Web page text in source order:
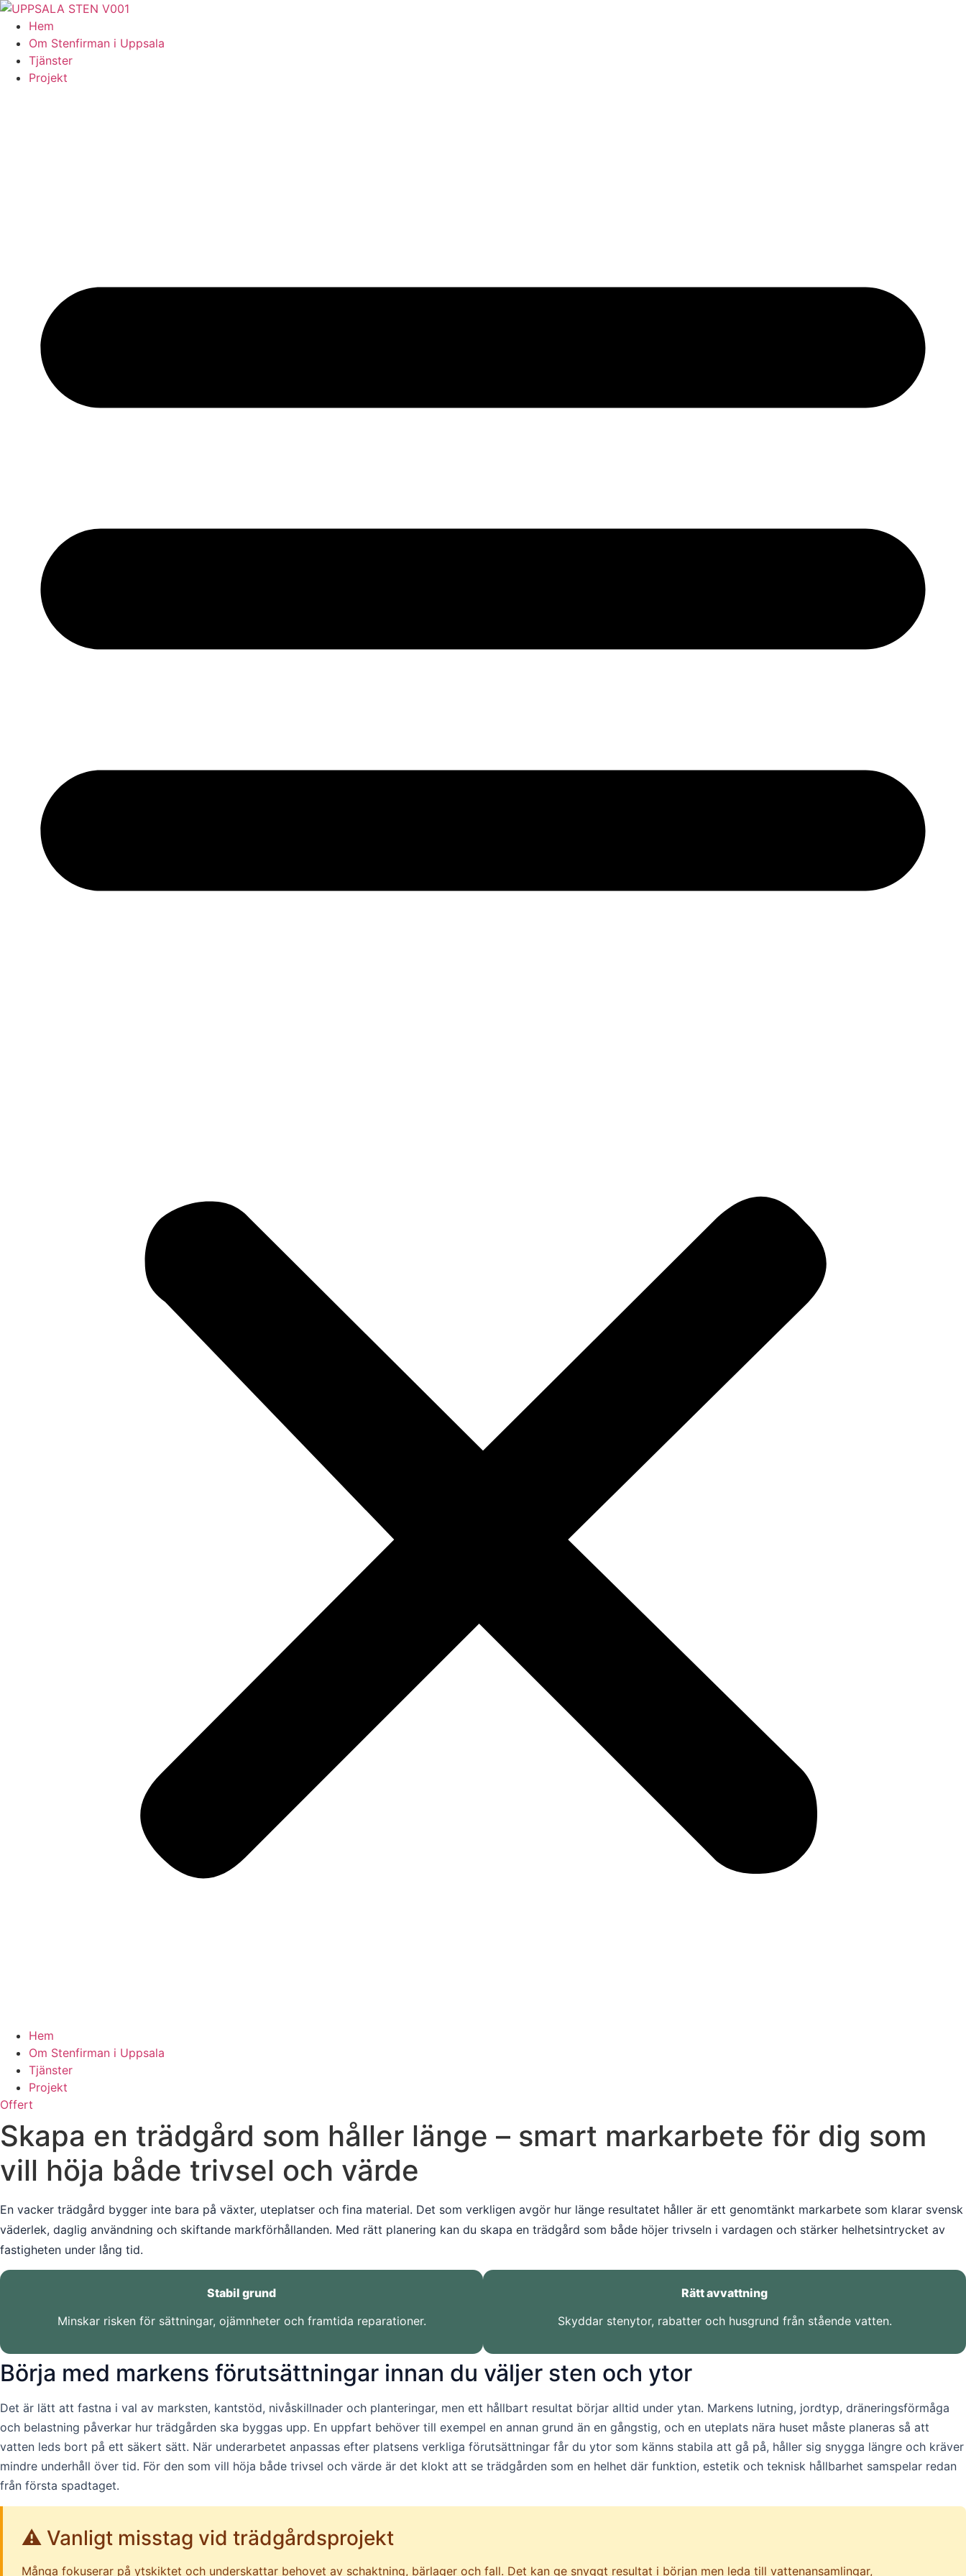
Skip
content
Hem
Om Stenfirman i Uppsala
Tjänster
Projekt
Hem
Om Stenfirman i Uppsala
Tjänster
Projekt
Offert
Skapa en trädgård som håller länge – smart markarbete för dig som
vill höja både trivsel och värde
En vacker trädgård bygger inte bara på växter, uteplatser och fina material. Det som verkligen avgör hur länge resultatet håller är ett genomtänkt markarbete som klarar svensk
väderlek, daglig användning och skiftande markförhållanden. Med rätt planering kan du skapa en trädgård som både höjer trivseln i vardagen och stärker helhetsintrycket av
fastigheten under lång tid.
Stabil grund
Minskar risken för sättningar, ojämnheter och framtida reparationer.
Rätt avvattning
Skyddar stenytor, rabatter och husgrund från stående vatten.
Börja med markens förutsättningar innan du väljer sten och ytor
Det är lätt att fastna i val av marksten, kantstöd, nivåskillnader och planteringar, men ett hållbart resultat börjar alltid under ytan. Markens lutning, jordtyp, dräneringsförmåga
och belastning påverkar hur trädgården ska byggas upp. En uppfart behöver till exempel en annan grund än en gångstig, och en uteplats nära huset måste planeras så att
vatten leds bort på ett säkert sätt. När underarbetet anpassas efter platsens verkliga förutsättningar får du ytor som känns stabila att gå på, håller sig snygga längre och kräver
mindre underhåll över tid. För den som vill höja både trivsel och värde är det klokt att se trädgården som en helhet där funktion, estetik och teknisk hållbarhet samspelar redan
från första spadtaget.
⚠️ Vanligt misstag vid trädgårdsprojekt
Många fokuserar på ytskiktet och underskattar behovet av schaktning, bärlager och fall. Det kan ge snyggt resultat i början men leda till vattenansamlingar,